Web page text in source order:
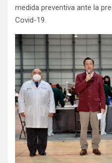
medida preventiva ante la
Covid-19.